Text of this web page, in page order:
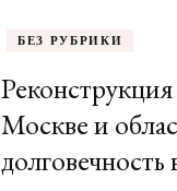
БЕЗ РУБРИКИ
Москве и